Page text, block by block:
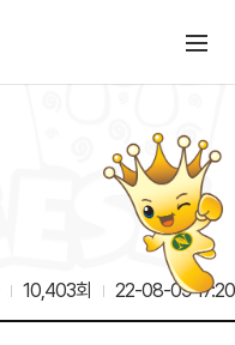
10,403회 22-08-09 17:20